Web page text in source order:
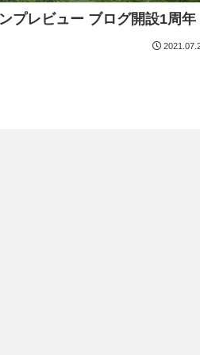
プレビュー ブログ開設1周年